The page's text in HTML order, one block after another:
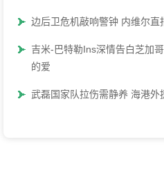
边后卫危机敲响警钟 内维尔直
吉米-巴特勒Ins深情告白芝加
的爱
武磊国家队拉伤需静养 海港外